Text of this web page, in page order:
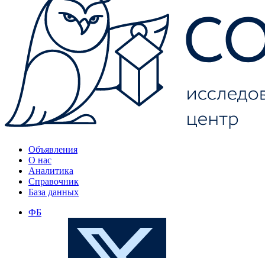
Объявления
О нас
Аналитика
Справочник
База данных
ФБ